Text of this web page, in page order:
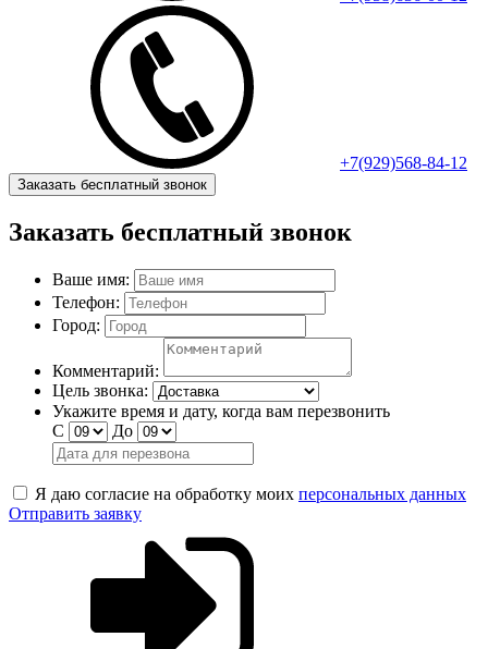
+7(929)568-84-12
Заказать бесплатный звонок
Заказать бесплатный звонок
Ваше имя:
Телефон:
Город:
Комментарий:
Цель звонка:
Укажите время и дату, когда вам перезвонить
С
До
Я даю согласие на обработку моих персональных данных
Отправить заявку